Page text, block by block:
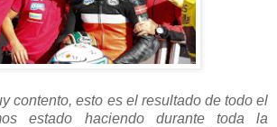
contento, esto es el resultado de todo el
estado haciendo durante toda la